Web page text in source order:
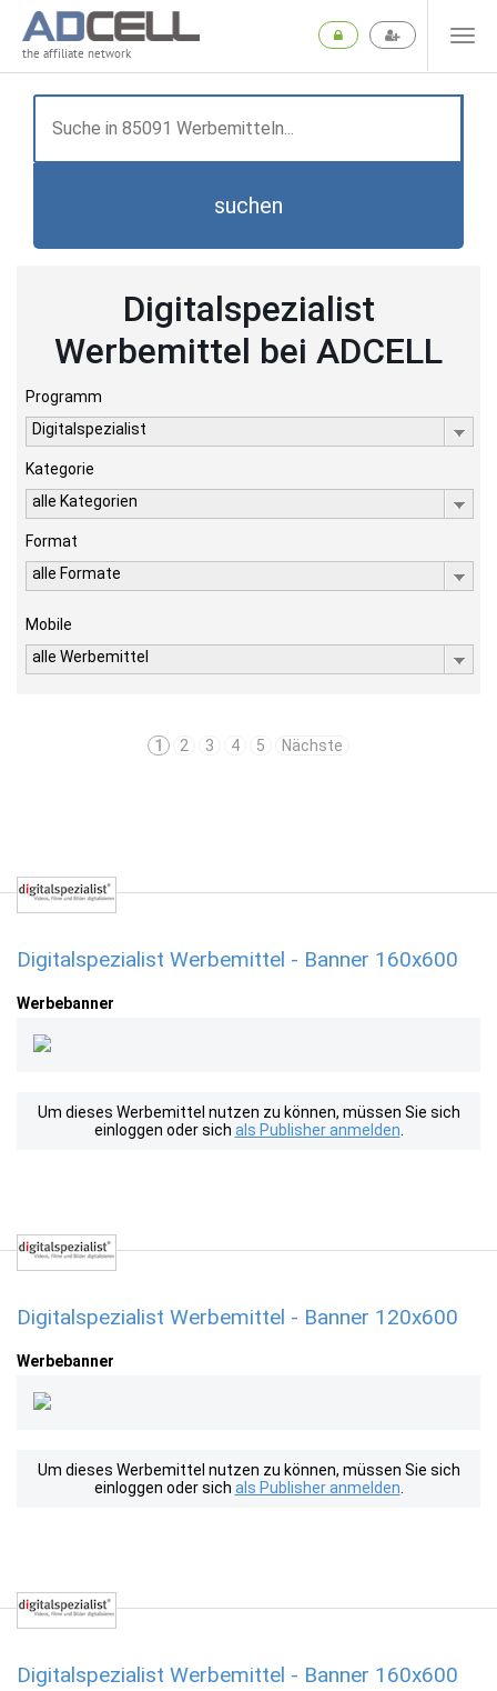
the affiliate network
suchen
Digitalspezialist
Werbemittel bei ADCELL
Programm
Digitalspezialist
Kategorie
alle Kategorien
Format
alle Formate
Mobile
alle Werbemittel
1 2 3 4 5 Nächste
Digitalspezialist Werbemittel - Banner 160x600
Werbebanner
Um dieses Werbemittel nutzen zu können, müssen Sie sich
einloggen oder sich als Publisher anmelden
Digitalspezialist Werbemittel - Banner 120x600
Werbebanner
Um dieses Werbemittel nutzen zu können, müssen Sie sich
einloggen oder sich als Publisher anmelden
Digitalspezialist Werbemittel - Banner 160x600